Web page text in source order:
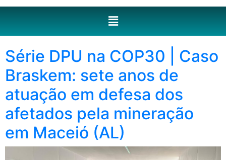
Série DPU na COP30 | Caso
Braskem: sete anos de
atuação em defesa dos
afetados pela mineração
em Maceió (AL)